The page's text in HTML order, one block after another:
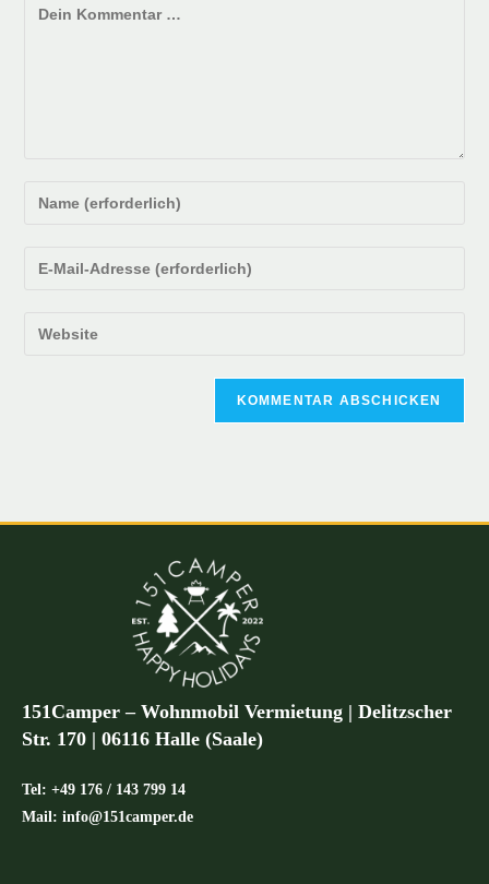
151Camper – Wohnmobil Vermietung | Delitzscher
Str. 170 | 06116 Halle (Saale)
Tel: +49 176 / 143 799 14
Mail: info@151camper.de